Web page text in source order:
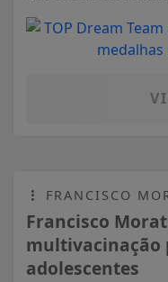
FRANCISCO
Francisco
multivacinação
adolescentes